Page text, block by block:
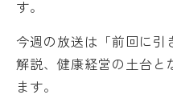
す。
今週の放送は「前回に引
解説、健康経営の土台と
ます。